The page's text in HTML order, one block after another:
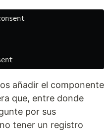
añadir el componente
que, entre donde
por sus
tener un registro